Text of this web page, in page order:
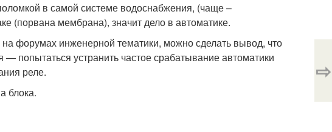
в самой системе водоснабжения, (чаще –
(порвана мембрана), значит дело в автоматике.
форумах инженерной тематики, можно сделать вывод, что
попытаться устранить частое срабатывание автоматики
реле.
блока.
⇨